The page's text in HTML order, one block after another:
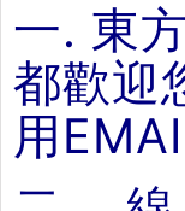
一. 東
都歡迎
用